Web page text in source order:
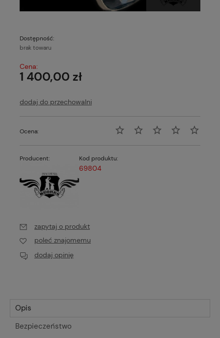
Dostępność:
brak towaru
Cena:
1 400,00 zł
dodaj do przechowalni
Ocena:
Producent: Kod produktu:
69804
zapytaj o produkt
poleć znajomemu
dodaj opinię
Opis
Bezpieczeństwo